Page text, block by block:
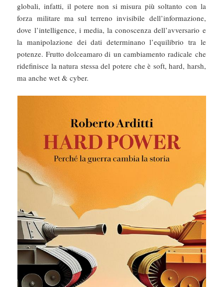
globali, infatti, il potere non si misura più soltanto con la
forza militare ma sul terreno invisibile dell’informazione,
dove l’intelligence, i media, la conoscenza dell’avversario e
la manipolazione dei dati determinano l’equilibrio tra le
potenze. Frutto dolceamaro di un cambiamento radicale che
ridefinisce la natura stessa del potere che è soft, hard, harsh,
ma anche wet & cyber.